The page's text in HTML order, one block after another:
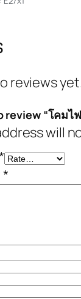
reviews
“โคมไ
will
*